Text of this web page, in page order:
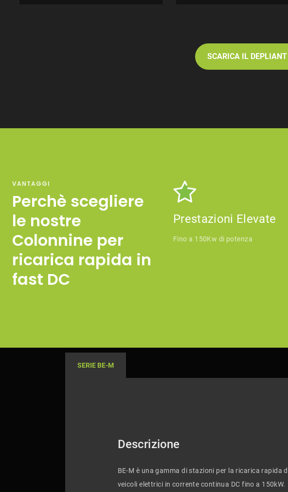
SCARICA IL
VANTAGGI
Perchè scegliere
le nostre
Colonnine per
ricarica rapida in
fast DC
Prestazioni Elevate
Fino a 150Kw di potenza
SERIE BE-M
Descrizione
BE-M è una gamma di stazioni per la ricarica rapida
veicoli elettrici in corrente continua DC fino a 150kW.